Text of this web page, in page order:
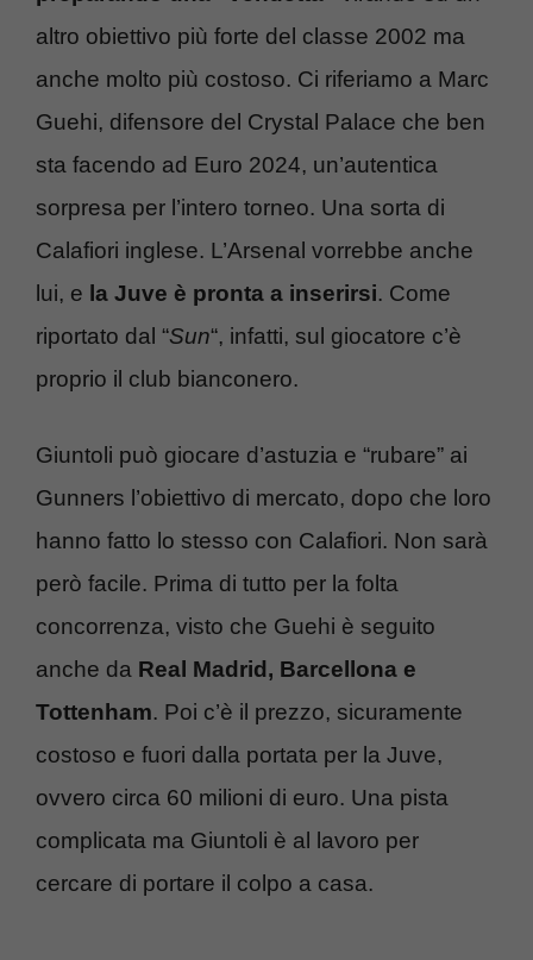
altro obiettivo più forte del classe 2002 ma
anche molto più costoso. Ci riferiamo a Marc
Guehi, difensore del Crystal Palace che ben
sta facendo ad Euro 2024, un’autentica
sorpresa per l’intero torneo. Una sorta di
Calafiori inglese. L’Arsenal vorrebbe anche
lui, e la Juve è pronta a inserirsi. Come
riportato dal “Sun“, infatti, sul giocatore c’è
proprio il club bianconero.
Giuntoli può giocare d’astuzia e “rubare” ai
Gunners l’obiettivo di mercato, dopo che loro
hanno fatto lo stesso con Calafiori. Non sarà
però facile. Prima di tutto per la folta
concorrenza, visto che Guehi è seguito
anche da Real Madrid, Barcellona e
Tottenham. Poi c’è il prezzo, sicuramente
costoso e fuori dalla portata per la Juve,
ovvero circa 60 milioni di euro. Una pista
complicata ma Giuntoli è al lavoro per
cercare di portare il colpo a casa.